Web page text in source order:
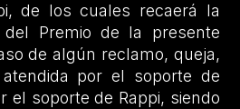
de los cuales recaerá la
Premio de la presente
de algún reclamo, queja,
por el soporte de
el soporte de Rappi, siendo